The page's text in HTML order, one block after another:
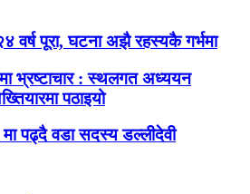
वर्ष पूरा, घटना अझै रहस्यकै गर्भमा
भ्रष्टाचार : स्थलगत अध्ययन
पठाइयो
मा पढ्दै वडा सदस्य डल्लीदेवी